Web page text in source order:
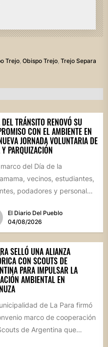
Trejo, Obispo Trejo, Trejo Separa
TRÁNSITO RENOVÓ SU
CON EL AMBIENTE EN
JORNADA VOLUNTARIA DE
PARQUIZACIÓN
marco del Día de la
vecinos, estudiantes,
podadores y personal
El Diario Del Pueblo
04/08/2026
SELLÓ UNA ALIANZA
CON SCOUTS DE
PARA IMPULSAR LA
AMBIENTAL EN
de La Para firmó
marco de cooperación
de Argentina que